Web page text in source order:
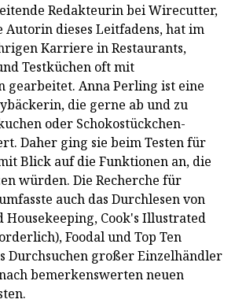
Redakteurin bei Wirecutter,
dieses Leitfadens, hat im
Karriere in Restaurants,
Testküchen oft mit
gearbeitet. Anna Perling ist eine
die gerne ab und zu
oder Schokostückchen-
Daher ging sie beim Testen für
Blick auf die Funktionen an, die
würden. Die Recherche für
auch das Durchlesen von
Housekeeping, Cook's Illustrated
Foodal und Top Ten
Durchsuchen großer Einzelhändler
bemerkenswerten neuen